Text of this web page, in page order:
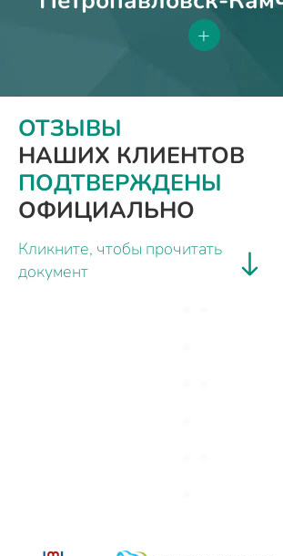
+
ОТЗЫВЫ
НАШИХ КЛИЕНТОВ
ПОДТВЕРЖДЕНЫ
ОФИЦИАЛЬНО
Кликните, чтобы прочитать
документ